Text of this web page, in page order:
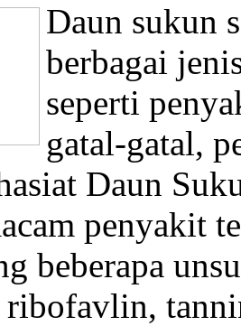
Daun sukun
berbagai
seperti
gatal-gatal,
Daun
penyakit
beberapa